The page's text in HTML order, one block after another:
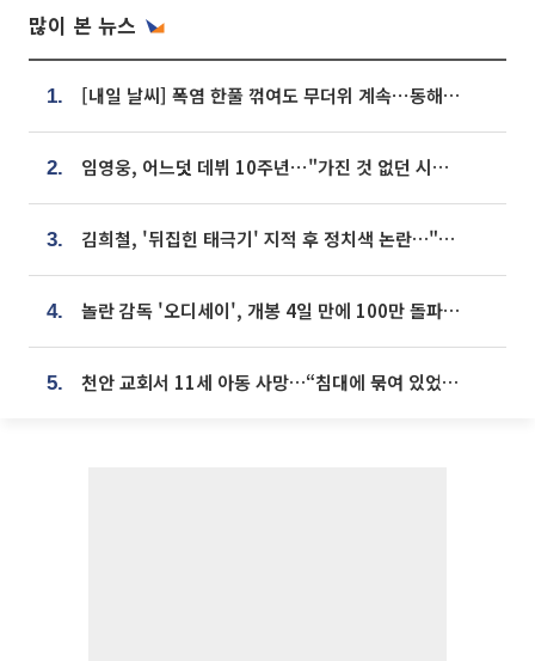
많이 본 뉴스
1. [내일 날씨] 폭염 한풀 꺾여도 무더위 계속⋯동해안 이틀 연속 비
2. 임영웅, 어느덧 데뷔 10주년⋯"가진 것 없던 시절, 내 앞엔 20명의 팬뿐"
3. 김희철, '뒤집힌 태극기' 지적 후 정치색 논란…"좌우 떠나 우리나라 국기"
4. 놀란 감독 '오디세이', 개봉 4일 만에 100만 돌파⋯'왕사남' 보다 빠르다
5. 천안 교회서 11세 아동 사망…“침대에 묶여 있었다” 진술 확보